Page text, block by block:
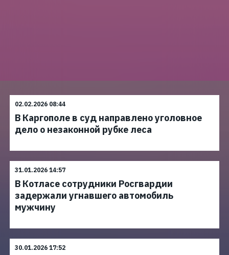
02.02.2026 08:44
В Каргополе в суд направлено уголовное
дело о незаконной рубке леса
31.01.2026 14:57
В Котласе сотрудники Росгвардии
задержали угнавшего автомобиль
мужчину
30.01.2026 17:52